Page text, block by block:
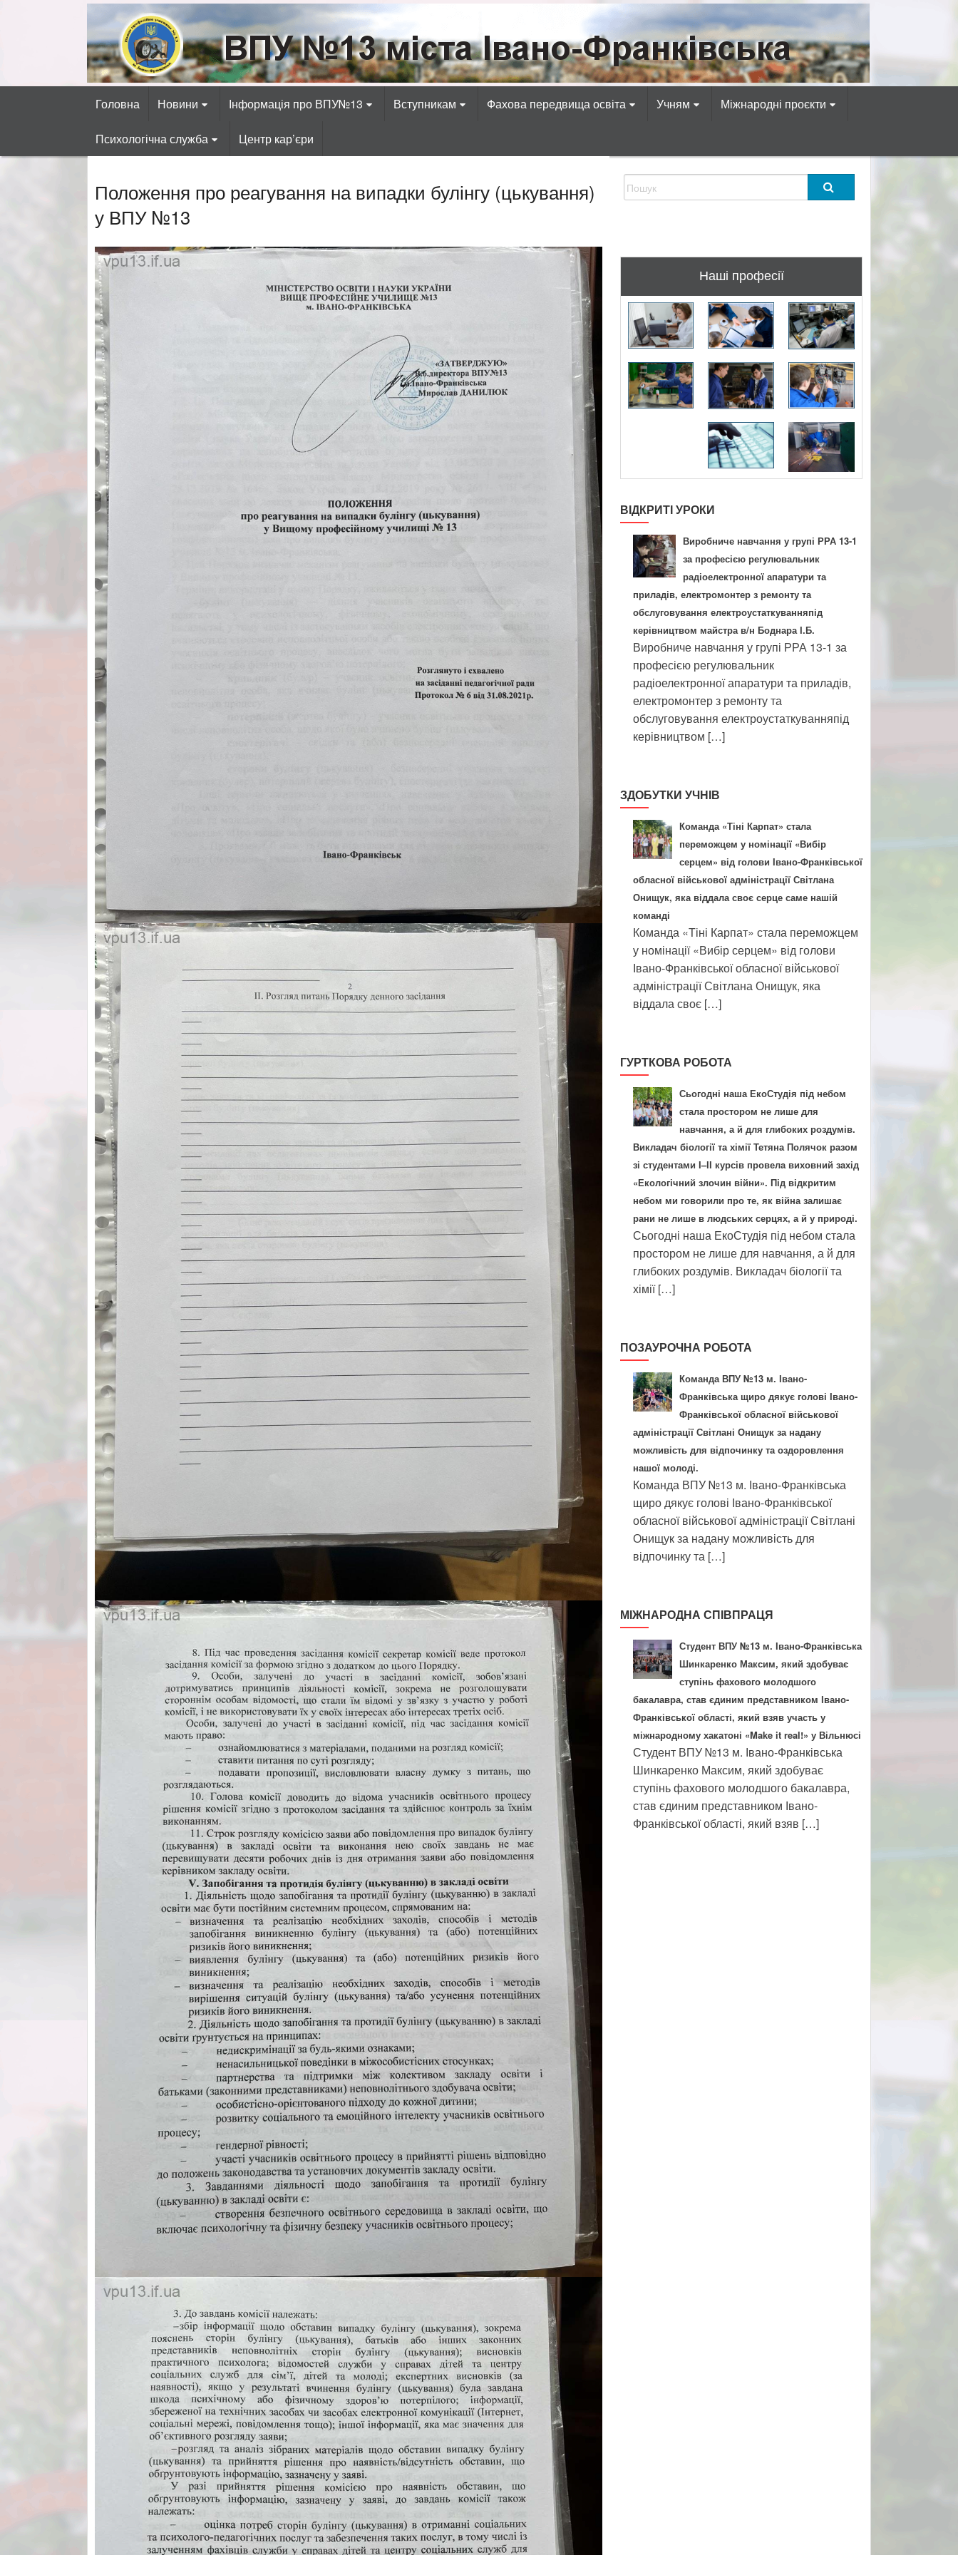
ВПУ №13 міста Івано-Франківська
Готуємо фахівців автосервісних, радіотехнічних, електротехнічних, економічних, комп’ютерних професій!
Головна Новини Інформація про ВПУ№13 Вступникам Фахова передвища освіта Учням Міжнародні проєкти
Психологічна служба Центр кар’єри
Положення про реагування на випадки булінгу (цькування)
у ВПУ №13
Наші професії
ВІДКРИТІ УРОКИ
Виробниче навчання у групі РРА 13-1
за професією регулювальник
радіоелектронної апаратури та
приладів, електромонтер з ремонту та
обслуговування електроустаткуванняпід
керівництвом майстра в/н Боднара І.Б.
Виробниче навчання у групі РРА 13-1 за
професією регулювальник
радіоелектронної апаратури та приладів,
електромонтер з ремонту та
обслуговування електроустаткуванняпід
керівництвом […]
ЗДОБУТКИ УЧНІВ
Команда «Тіні Карпат» стала
переможцем у номінації «Вибір
серцем» від голови Івано-Франківської
обласної військової адміністрації Світлана
Онищук, яка віддала своє серце саме нашій
команді
Команда «Тіні Карпат» стала переможцем
у номінації «Вибір серцем» від голови
Івано-Франківської обласної військової
адміністрації Світлана Онищук, яка
віддала своє […]
ГУРТКОВА РОБОТА
Сьогодні наша ЕкоСтудія під небом
стала простором не лише для
навчання, а й для глибоких роздумів.
Викладач біології та хімії Тетяна Полячок разом
зі студентами І–ІІ курсів провела виховний захід
«Екологічний злочин війни». Під відкритим
небом ми говорили про те, як війна залишає
рани не лише в людських серцях, а й у природі.
Сьогодні наша ЕкоСтудія під небом стала
простором не лише для навчання, а й для
глибоких роздумів. Викладач біології та
хімії […]
ПОЗАУРОЧНА РОБОТА
Команда ВПУ №13 м. Івано-
Франківська щиро дякує голові Івано-
Франківської обласної військової
адміністрації Світлані Онищук за надану
можливість для відпочинку та оздоровлення
нашої молоді.
Команда ВПУ №13 м. Івано-Франківська
щиро дякує голові Івано-Франківської
обласної військової адміністрації Світлані
Онищук за надану можливість для
відпочинку та […]
МІЖНАРОДНА СПІВПРАЦЯ
Студент ВПУ №13 м. Івано-Франківська
Шинкаренко Максим, який здобуває
ступінь фахового молодшого
бакалавра, став єдиним представником Івано-
Франківської області, який взяв участь у
міжнародному хакатоні «Make it real!» у Вільнюсі
Студент ВПУ №13 м. Івано-Франківська
Шинкаренко Максим, який здобуває
ступінь фахового молодшого бакалавра,
став єдиним представником Івано-
Франківської області, який взяв […]